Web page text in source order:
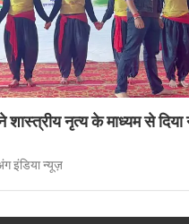
नृत्य के माध्यम से दिया
इंडिया न्यूज़